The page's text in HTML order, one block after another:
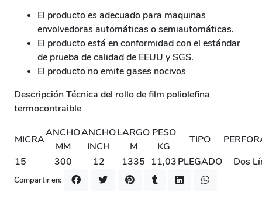
El producto es adecuado para maquinas
envolvedoras automáticas o semiautomáticas.
El producto está en conformidad con el estándar
de prueba de calidad de EEUU y SGS.
El producto no emite gases nocivos
Descripción Técnica del rollo de film poliolefina
termocontraible
MICRA
ANCHO
MM
ANCHO
INCH
LARGO
M
PESO
KG
TIPO
15
300 12 1335 11,03PLEGADO Dos
Compartir en: